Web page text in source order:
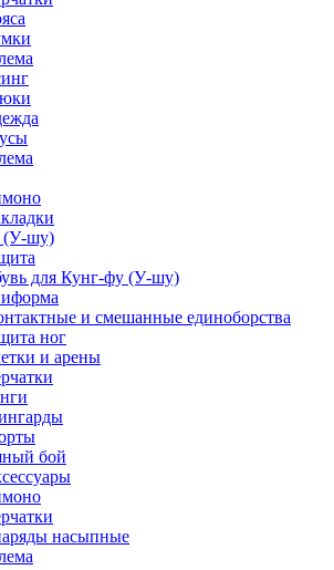
(У-шу)
для Кунг-фу (У-шу)
и смешанные единоборства
ног
и арены
бой
насыпные